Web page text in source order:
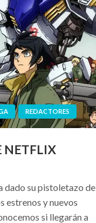
REDACTORES
NETFLIX
dado su pistoletazo de
estrenos y nuevos
si llegarán a